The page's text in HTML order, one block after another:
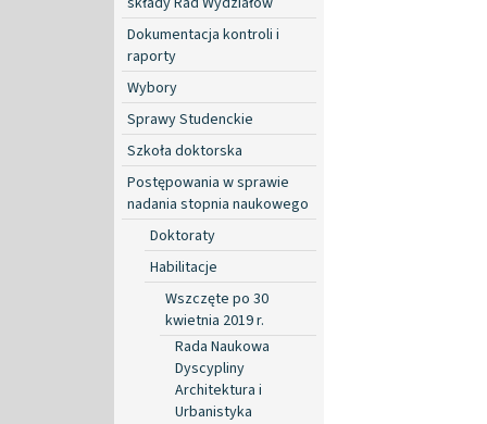
Dokumentacja kontroli i
raporty
Wybory
Sprawy Studenckie
Szkoła doktorska
Postępowania w sprawie
nadania stopnia naukowego
Doktoraty
Habilitacje
Wszczęte po 30
kwietnia 2019 r.
Rada Naukowa
Dyscypliny
Architektura i
Urbanistyka